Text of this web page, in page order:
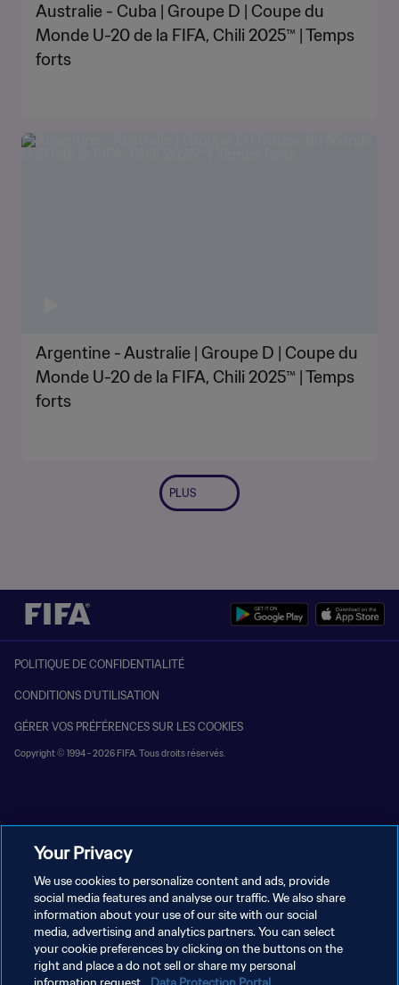
Australie - Cuba | Groupe D | Coupe du
Monde U-20 de la FIFA, Chili 2025™ | Temps
forts
Argentine - Australie | Groupe D | Coupe du
Monde U-20 de la FIFA, Chili 2025™ | Temps
forts
PLUS
POLITIQUE DE CONFIDENTIALITÉ
CONDITIONS D'UTILISATION
GÉRER VOS PRÉFÉRENCES SUR LES COOKIES
Copyright © 1994 - 2026 FIFA. Tous droits réservés.
Your Privacy
We use cookies to personalize content and ads, provide
social media features and analyse our traffic. We also share
information about your use of our site with our social
media, advertising and analytics partners. You can select
your cookie preferences by clicking on the buttons on the
right and place a do not sell or share my personal